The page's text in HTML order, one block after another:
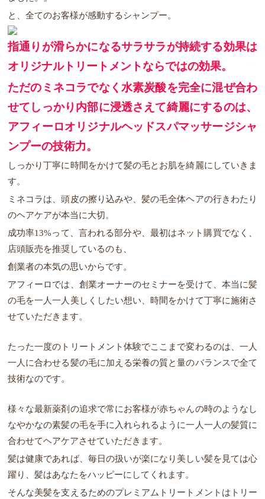
と、全てのお客様が感動するシャンプー。
指通りが滑らかになるサラサラが持続する効果は
オリジナルトリートメントならではの効果。
ただのミネコラでなく水素炭酸を完全に混ぜ合わ
せてしっかり内部に浸透さえて綺麗にするのは、
アフィーロオリジナルヘッドスパマッサージシャ
ンプーの技術力。
しっかり丁寧に時間をかけて髪の毛とお肌を綺麗にしていきま
す。
ミネコラは、頭皮の擦り込みや、髪の毛全体ヘアの行きわたり
のヘアケアが本当に大切。
成功率13%って、言われる部分や、最初はネット購買でなく、
店頭販売を推奨しているのも、
創業者の本気の思いからです。
アフィーロでは、創業オーナーのセミナーを受けて、本当に髪
の毛を一人一人美しくしたい想い、時間をかけて丁寧に施術さ
せていただきます。
たった一度のトリートメント体験でここまで変わるのは、一人
一人に合わせる髪の毛に加える栄養の質と量のバランスで全て
技術なのです。
様々な最新薬剤の追求で常にお客様が赤ちゃんの時のようなし
なやかなの素髪の毛を手に入れられるように一人一人の髪質に
合わせてヘアケアさせていただきます。
髪は健康であれば、毎日の扱いが楽になり美しい髪を見ては心
躍り、髪はあなたをハッピーにしてくれます。
そんな美髪を支えるためのプレミアムトリートメントはトリー